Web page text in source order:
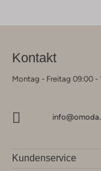
Kontakt
Montag - Freitag 09:00 -
Kundenservice